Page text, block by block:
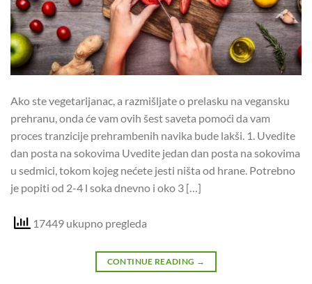
Ako ste vegetarijanac, a razmišljate o prelasku na vegansku
prehranu, onda će vam ovih šest saveta pomoći da vam
proces tranzicije prehrambenih navika bude lakši. 1. Uvedite
dan posta na sokovima Uvedite jedan dan posta na sokovima
u sedmici, tokom kojeg nećete jesti ništa od hrane. Potrebno
je popiti od 2-4 l soka dnevno i oko 3 […]
17449 ukupno pregleda
CONTINUE READING →